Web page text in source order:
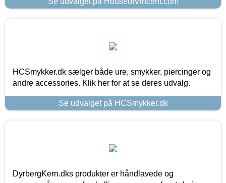
HCSmykker.dk sælger både ure, smykker, piercinger og
andre accessories. Klik her for at se deres udvalg.
Se udvalget på HCSmykker.dk
DyrbergKern.dks produkter er håndlavede og